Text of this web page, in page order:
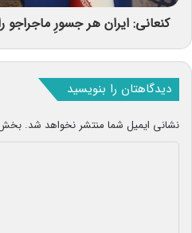
کنعانی: ایران هر جسورِ ماجراجو
دیدگاهتان را بنویسید
نشانی ایمیل شما منتشر نخواهد شد.